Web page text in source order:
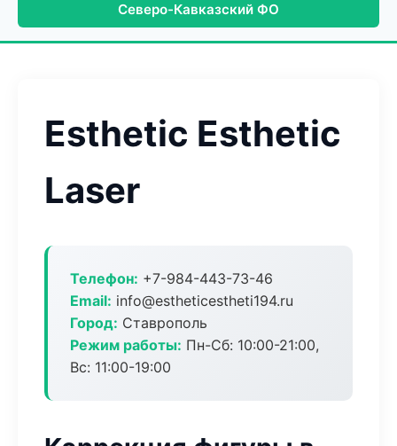
Северо-Кавказский ФО
Esthetic Esthetic
Laser
Телефон: +7-984-443-73-46
Email: info@estheticestheti194.ru
Город: Ставрополь
Режим работы: Пн-Сб: 10:00-21:00,
Вс: 11:00-19:00